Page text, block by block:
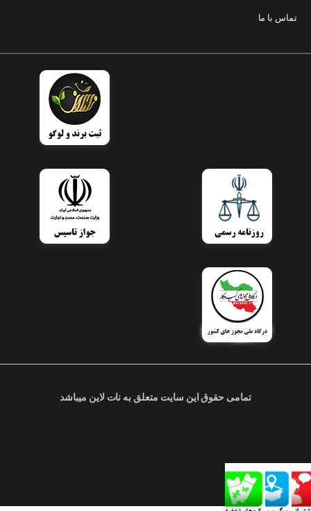
تماس با ما
تمامی حقوق این سایت متعلق به نات لاین میباشد